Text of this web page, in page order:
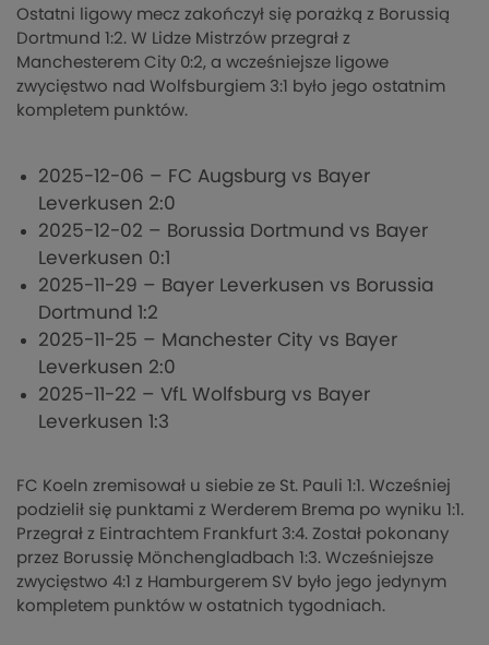
Ostatni ligowy mecz zakończył się porażką z Borussią
Dortmund 1:2. W Lidze Mistrzów przegrał z
Manchesterem City 0:2, a wcześniejsze ligowe
zwycięstwo nad Wolfsburgiem 3:1 było jego ostatnim
kompletem punktów.
2025-12-06 – FC Augsburg vs Bayer
Leverkusen 2:0
2025-12-02 – Borussia Dortmund vs Bayer
Leverkusen 0:1
2025-11-29 – Bayer Leverkusen vs Borussia
Dortmund 1:2
2025-11-25 – Manchester City vs Bayer
Leverkusen 2:0
2025-11-22 – VfL Wolfsburg vs Bayer
Leverkusen 1:3
FC Koeln zremisował u siebie ze St. Pauli 1:1. Wcześniej
podzielił się punktami z Werderem Brema po wyniku 1:1.
Przegrał z Eintrachtem Frankfurt 3:4. Został pokonany
przez Borussię Mönchengladbach 1:3. Wcześniejsze
zwycięstwo 4:1 z Hamburgerem SV było jego jedynym
kompletem punktów w ostatnich tygodniach.